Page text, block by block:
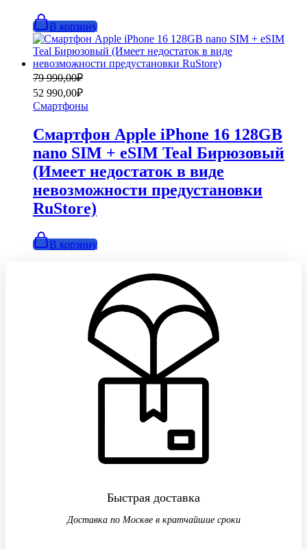
В корзину
79 990,00₽
Первоначальная
цена
составляла
79
990,00₽.
52 990,00₽
Текущая
цена:
52
990,00₽.
Смартфоны
Смартфон Apple iPhone 16 128GB
nano SIM + eSIM Teal Бирюзовый
(Имеет недостаток в виде
невозможности предустановки
RuStore)
В корзину
Быстрая доставка
Доставка по Москве в кратчайшие сроки